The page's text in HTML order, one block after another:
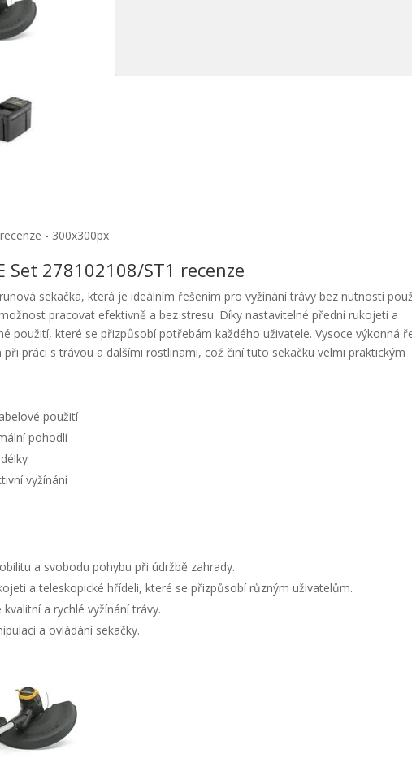
- 300x300px
Set 278102108/ST1 recenze
sekačka, která je ideálním řešením pro vyžínání trávy bez nutnosti
pracovat efektivně a bez stresu. Díky nastavitelné přední rukojeti a
použití, které se přizpůsobí potřebám každého uživatele. Vysoce výkonná
práci s trávou a dalšími rostlinami, což činí tuto sekačku velmi praktickým
použití
pohodlí
vyžínání
a svobodu pohybu při údržbě zahrady.
a teleskopické hřídeli, které se přizpůsobí různým uživatelům.
a rychlé vyžínání trávy.
a ovládání sekačky.